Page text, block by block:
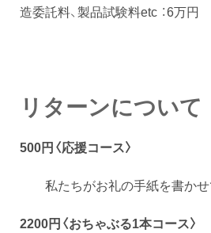
造委託料、製品試験料etc ：6万円
リターンについて
500円〈応援コース〉
私たちがお礼の手紙を書かせ
2200円〈おちゃぶる1本コース〉